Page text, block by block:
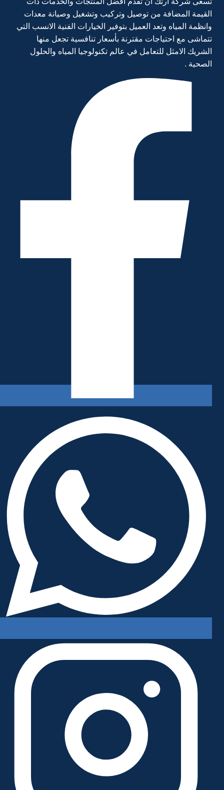
القيمة المضافة من توصيل وتركيب وتشغيل وصيانة معدات
وانظمة المياه وتعد العميل بتوفير الخيارات الفنية الانسب التي
تتماشى مع احتياجات مقترنة بأسعار تنافسية تجعل منها
الشريك الامثل للتعامل في عالم تكنولوجيا المياه والحلول
الصحية .